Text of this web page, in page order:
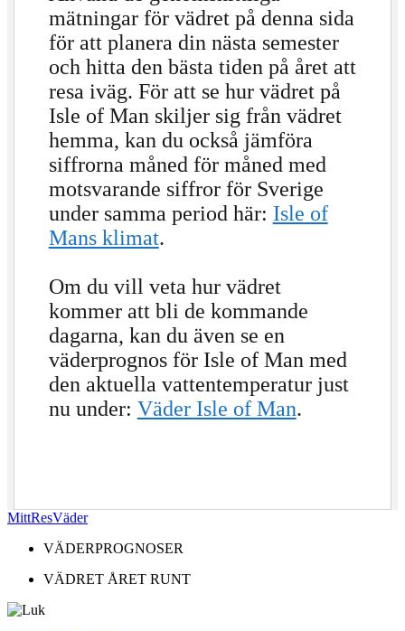
mätningar för vädret på denna sida
för att planera din nästa semester
och hitta den bästa tiden på året att
resa iväg. För att se hur vädret på
Isle of Man skiljer sig från vädret
hemma, kan du också jämföra
siffrorna måned för måned med
motsvarande siffror för Sverige
under samma period här: Isle of
Mans klimat.
Om du vill veta hur vädret
kommer att bli de kommande
dagarna, kan du även se en
väderprognos för Isle of Man med
den aktuella vattentemperatur just
nu under: Väder Isle of Man.
MittResVäder
VÄDERPROGNOSER
VÄDRET ÅRET RUNT